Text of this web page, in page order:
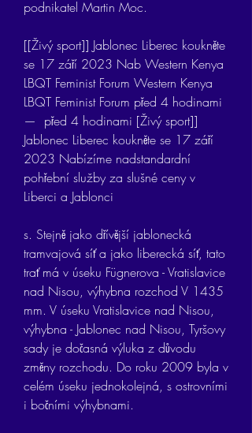
podnikatel Martin Moc.
[[Živý sport]] Jablonec Liberec koukněte
se 17 září 2023 Nab Western Kenya
LBQT Feminist Forum Western Kenya
LBQT Feminist Forum před 4 hodinami
—  před 4 hodinami [Živý sport]]
Jablonec Liberec koukněte se 17 září
2023 Nabízíme nadstandardní
pohřební služby za slušné ceny v
Liberci a Jablonci
s. Stejně jako dřívější jablonecká
tramvajová síť a jako liberecká síť, tato
trať má v úseku Fügnerova - Vratislavice
nad Nisou, výhybna rozchod V 1435
mm. V úseku Vratislavice nad Nisou,
výhybna - Jablonec nad Nisou, Tyršovy
sady je dočasná výluka z důvodu
změny rozchodu. Do roku 2009 byla v
celém úseku jednokolejná, s ostrovními
i bočními výhybnami.